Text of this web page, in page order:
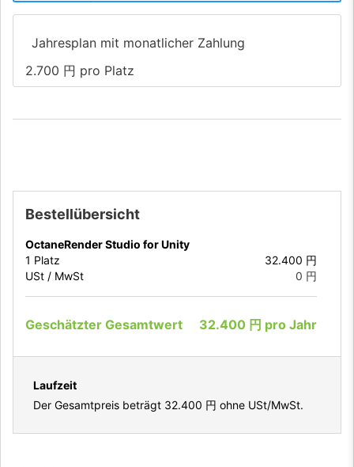
Jahresplan mit monatlicher Zahlung
2.700 円 pro Platz
Bestellübersicht
OctaneRender Studio for Unity
1 Platz
32.400 円
USt / MwSt
0 円
Geschätzter Gesamtwert 32.400 円 pro Jahr
Laufzeit
Der Gesamtpreis beträgt 32.400 円 ohne USt/MwSt.